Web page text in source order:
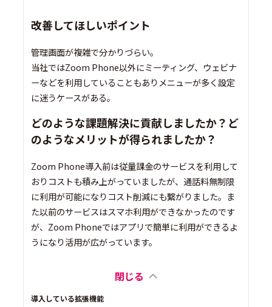
改善してほしいポイント
管理画面が複雑で分かりづらい。
当社ではZoom Phone以外にミーティング、ウェビナ
ーなどを利用していることもありメニューが多く設定
に迷うケースがある。
どのような課題解決に貢献しましたか？ど
のようなメリットが得られましたか？
Zoom Phone導入前は従量課金のサービスを利用して
おりコストも積み上がっていましたが、通話料無制限
に利用が可能になりコスト削減にも繋がりました。ま
た以前のサービスはスマホ利用ができなかったのです
が、Zoom Phoneではアプリで簡単に利用ができるよ
うになり活用が広がっています。
閉じる
導入している拡張機能